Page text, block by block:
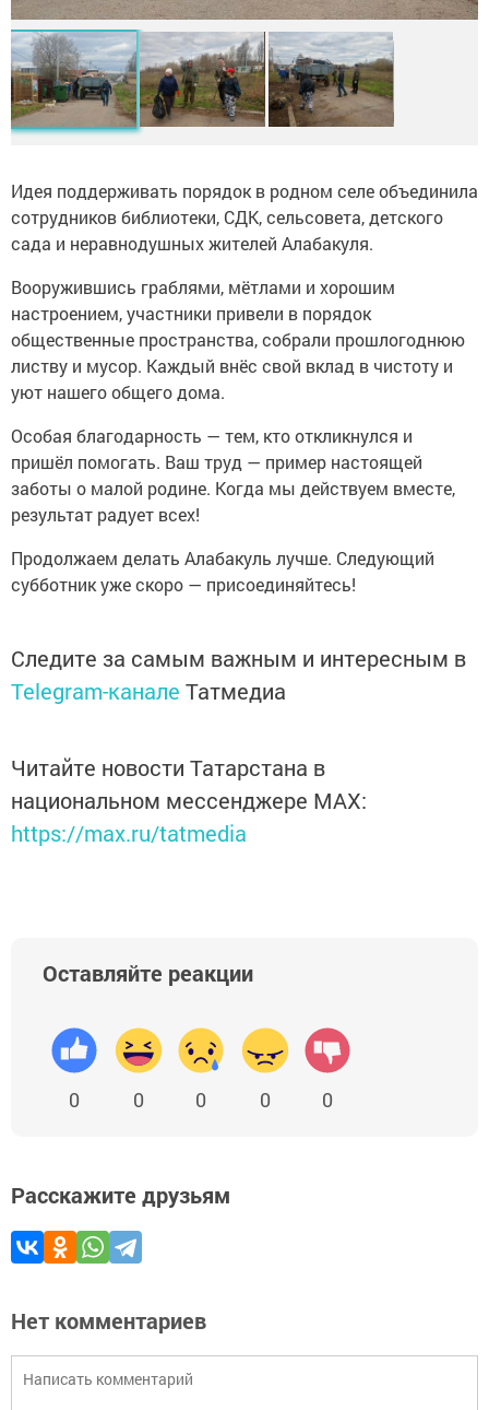
Идея поддерживать порядок в родном селе объединила
сотрудников библиотеки, СДК, сельсовета, детского
сада и неравнодушных жителей Алабакуля.
Вооружившись граблями, мётлами и хорошим
настроением, участники привели в порядок
общественные пространства, собрали прошлогоднюю
листву и мусор. Каждый внёс свой вклад в чистоту и
уют нашего общего дома.
Особая благодарность — тем, кто откликнулся и
пришёл помогать. Ваш труд — пример настоящей
заботы о малой родине. Когда мы действуем вместе,
результат радует всех!
Продолжаем делать Алабакуль лучше. Следующий
субботник уже скоро — присоединяйтесь!
Следите за самым важным и интересным в
Telegram-канале Татмедиа
Читайте новости Татарстана в
национальном мессенджере MАХ:
https://max.ru/tatmedia
Оставляйте реакции
0 0 0 0 0
Расскажите друзьям
Нет комментариев